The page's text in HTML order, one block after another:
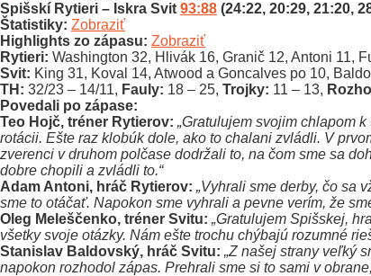
Spišskí Rytieri – Iskra Svit 93:88 (24:22, 20:29, 21:20,
Štatistiky: Zobraziť
Highlights zo zápasu: Zobraziť
Rytieri: Washington 32, Hlivák 16, Granič 12, Antoni 11,
Svit: King 31, Koval 14, Atwood a Goncalves po 10,
TH: 32/23 – 14/11, Fauly: 18 – 25, Trojky: 11 – 13,
Povedali po zápase:
Teo Hojč, tréner Rytierov: „Gratulujem svojim chlapom
rotácii. Ešte raz klobúk dole, ako to chalani zvládli. V
zverenci v druhom polčase dodržali to, na čom sme sa
dobre chopili a zvládli to.“
Adam Antoni, hráč Rytierov: „Vyhrali sme derby, čo sa
sme to otáčať. Napokon sme vyhrali a pevne verím, že
Oleg Meleščenko, tréner Svitu: „Gratulujem Spišskej,
všetky svoje otázky. Nám ešte trochu chýbajú rozumné
Stanislav Baldovský, hráč Svitu: „Z našej strany veľký
napokon rozhodol zápas. Prehrali sme si to sami v